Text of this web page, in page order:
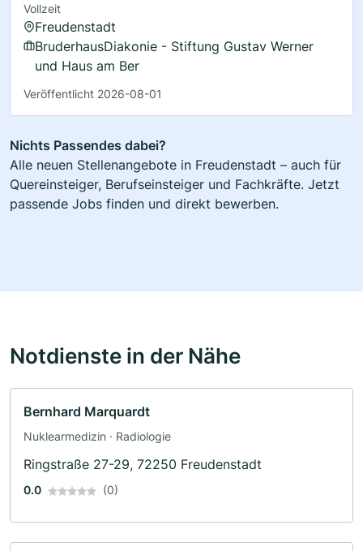
Vollzeit
Freudenstadt
BruderhausDiakonie - Stiftung Gustav Werner
und Haus am Ber
Veröffentlicht 2026-08-01
Nichts Passendes dabei?
Alle neuen Stellenangebote in Freudenstadt – auch für
Quereinsteiger, Berufseinsteiger und Fachkräfte. Jetzt
passende Jobs finden und direkt bewerben.
Notdienste in der Nähe
Bernhard Marquardt
Nuklearmedizin · Radiologie
Ringstraße 27-29, 72250 Freudenstadt
0.0 (0)